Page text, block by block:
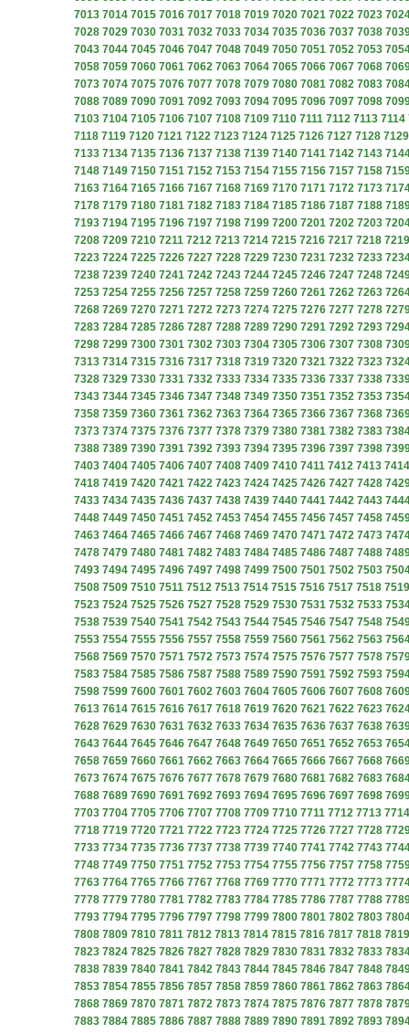
7013 7014 7015 7016 7017 7018 7019 7020 7021 7022 7023
7028 7029 7030 7031 7032 7033 7034 7035 7036 7037 7038
7043 7044 7045 7046 7047 7048 7049 7050 7051 7052 7053
7058 7059 7060 7061 7062 7063 7064 7065 7066 7067 7068
7073 7074 7075 7076 7077 7078 7079 7080 7081 7082 7083
7088 7089 7090 7091 7092 7093 7094 7095 7096 7097 7098
7103 7104 7105 7106 7107 7108 7109 7110 7111 7112 7113 7114
7118 7119 7120 7121 7122 7123 7124 7125 7126 7127 7128 7129
7133 7134 7135 7136 7137 7138 7139 7140 7141 7142 7143
7148 7149 7150 7151 7152 7153 7154 7155 7156 7157 7158
7163 7164 7165 7166 7167 7168 7169 7170 7171 7172 7173
7178 7179 7180 7181 7182 7183 7184 7185 7186 7187 7188
7193 7194 7195 7196 7197 7198 7199 7200 7201 7202 7203
7208 7209 7210 7211 7212 7213 7214 7215 7216 7217 7218 7219
7223 7224 7225 7226 7227 7228 7229 7230 7231 7232 7233
7238 7239 7240 7241 7242 7243 7244 7245 7246 7247 7248
7253 7254 7255 7256 7257 7258 7259 7260 7261 7262 7263
7268 7269 7270 7271 7272 7273 7274 7275 7276 7277 7278
7283 7284 7285 7286 7287 7288 7289 7290 7291 7292 7293
7298 7299 7300 7301 7302 7303 7304 7305 7306 7307 7308
7313 7314 7315 7316 7317 7318 7319 7320 7321 7322 7323
7328 7329 7330 7331 7332 7333 7334 7335 7336 7337 7338
7343 7344 7345 7346 7347 7348 7349 7350 7351 7352 7353
7358 7359 7360 7361 7362 7363 7364 7365 7366 7367 7368
7373 7374 7375 7376 7377 7378 7379 7380 7381 7382 7383
7388 7389 7390 7391 7392 7393 7394 7395 7396 7397 7398
7403 7404 7405 7406 7407 7408 7409 7410 7411 7412 7413 7414
7418 7419 7420 7421 7422 7423 7424 7425 7426 7427 7428
7433 7434 7435 7436 7437 7438 7439 7440 7441 7442 7443
7448 7449 7450 7451 7452 7453 7454 7455 7456 7457 7458
7463 7464 7465 7466 7467 7468 7469 7470 7471 7472 7473
7478 7479 7480 7481 7482 7483 7484 7485 7486 7487 7488
7493 7494 7495 7496 7497 7498 7499 7500 7501 7502 7503
7508 7509 7510 7511 7512 7513 7514 7515 7516 7517 7518 7519
7523 7524 7525 7526 7527 7528 7529 7530 7531 7532 7533
7538 7539 7540 7541 7542 7543 7544 7545 7546 7547 7548
7553 7554 7555 7556 7557 7558 7559 7560 7561 7562 7563
7568 7569 7570 7571 7572 7573 7574 7575 7576 7577 7578
7583 7584 7585 7586 7587 7588 7589 7590 7591 7592 7593
7598 7599 7600 7601 7602 7603 7604 7605 7606 7607 7608
7613 7614 7615 7616 7617 7618 7619 7620 7621 7622 7623
7628 7629 7630 7631 7632 7633 7634 7635 7636 7637 7638
7643 7644 7645 7646 7647 7648 7649 7650 7651 7652 7653
7658 7659 7660 7661 7662 7663 7664 7665 7666 7667 7668
7673 7674 7675 7676 7677 7678 7679 7680 7681 7682 7683
7688 7689 7690 7691 7692 7693 7694 7695 7696 7697 7698
7703 7704 7705 7706 7707 7708 7709 7710 7711 7712 7713 7714
7718 7719 7720 7721 7722 7723 7724 7725 7726 7727 7728
7733 7734 7735 7736 7737 7738 7739 7740 7741 7742 7743
7748 7749 7750 7751 7752 7753 7754 7755 7756 7757 7758
7763 7764 7765 7766 7767 7768 7769 7770 7771 7772 7773
7778 7779 7780 7781 7782 7783 7784 7785 7786 7787 7788
7793 7794 7795 7796 7797 7798 7799 7800 7801 7802 7803
7808 7809 7810 7811 7812 7813 7814 7815 7816 7817 7818 7819
7823 7824 7825 7826 7827 7828 7829 7830 7831 7832 7833
7838 7839 7840 7841 7842 7843 7844 7845 7846 7847 7848
7853 7854 7855 7856 7857 7858 7859 7860 7861 7862 7863
7868 7869 7870 7871 7872 7873 7874 7875 7876 7877 7878
7883 7884 7885 7886 7887 7888 7889 7890 7891 7892 7893